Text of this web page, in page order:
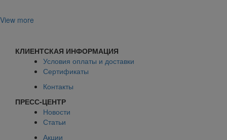
View more
КЛИЕНТСКАЯ ИНФОРМАЦИЯ
Условия оплаты и доставки
Сертификаты
Контакты
ПРЕСС-ЦЕНТР
Новости
Статьи
Акции